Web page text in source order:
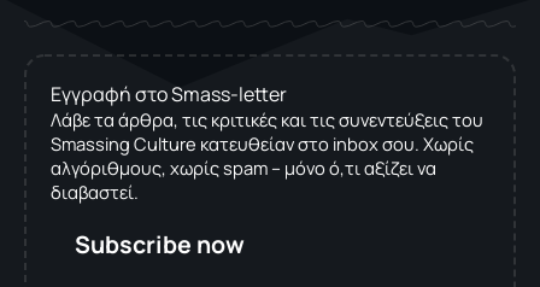
Εγγραφή στο Smass-letter
Λάβε τα άρθρα, τις κριτικές και τις συνεντεύξεις του
Smassing Culture κατευθείαν στο inbox σου. Χωρίς
αλγόριθμους, χωρίς spam – μόνο ό,τι αξίζει να
διαβαστεί.
Subscribe now